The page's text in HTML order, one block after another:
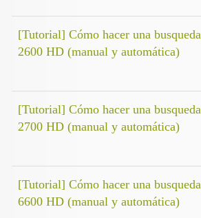
[Tutorial] Cómo hacer una
2600 HD (manual y automática)
[Tutorial] Cómo hacer una
2700 HD (manual y automática)
[Tutorial] Cómo hacer una
6600 HD (manual y automática)